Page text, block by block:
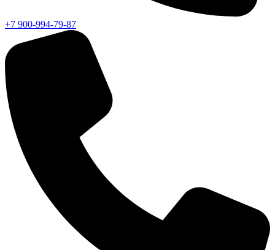
+7 900-994-79-87